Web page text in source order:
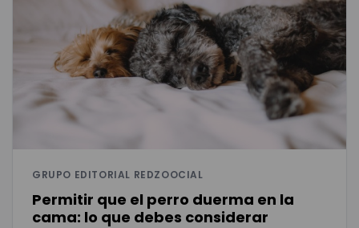
GRUPO EDITORIAL REDZOOCIAL
Permitir que el perro duerma en la
cama: lo que debes considerar